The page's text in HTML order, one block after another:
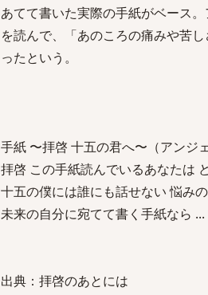
あてて書いた実際の手紙がベース
を読んで、「あのころの痛みや苦
ったという。
手紙 〜拝啓 十五の君へ〜（アンジ
拝啓 この手紙読んでいるあなたは
十五の僕には誰にも話せない 悩み
未来の自分に宛てて書く手紙なら ...
出典：拝啓のあとには